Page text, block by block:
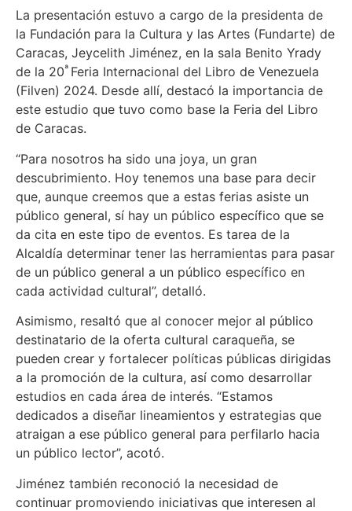
La presentación estuvo a cargo de la presidenta de
la Fundación para la Cultura y las Artes (Fundarte) de
Caracas, Jeycelith Jiménez, en la sala Benito Yrady
de la 20ª Feria Internacional del Libro de Venezuela
(Filven) 2024. Desde allí, destacó la importancia de
este estudio que tuvo como base la Feria del Libro
de Caracas.
“Para nosotros ha sido una joya, un gran
descubrimiento. Hoy tenemos una base para decir
que, aunque creemos que a estas ferias asiste un
público general, sí hay un público específico que se
da cita en este tipo de eventos. Es tarea de la
Alcaldía determinar tener las herramientas para pasar
de un público general a un público específico en
cada actividad cultural”, detalló.
Asimismo, resaltó que al conocer mejor al público
destinatario de la oferta cultural caraqueña, se
pueden crear y fortalecer políticas públicas dirigidas
a la promoción de la cultura, así como desarrollar
estudios en cada área de interés. “Estamos
dedicados a diseñar lineamientos y estrategias que
atraigan a ese público general para perfilarlo hacia
un público lector”, acotó.
Jiménez también reconoció la necesidad de
continuar promoviendo iniciativas que interesen al